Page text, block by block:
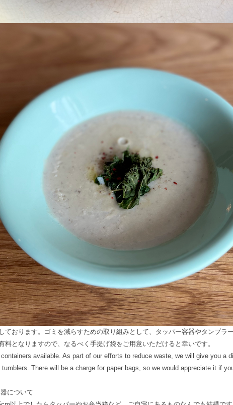
ております。ゴミを減らすための取り組みとして、タッパー容器やタンブ
料となりますので、なるべく手提げ袋をご用意いただけると幸いです。
available. As part of our efforts to reduce waste, we will give you a
There will be a charge for paper bags, so we would appreciate it if
について